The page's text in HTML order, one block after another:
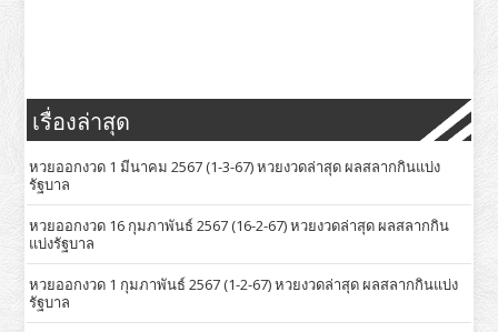
เรื่องล่าสุด
หวยออกงวด 1 มีนาคม 2567 (1-3-67) หวยงวดล่าสุด ผลสลากกินแบ่ง
รัฐบาล
หวยออกงวด 16 กุมภาพันธ์ 2567 (16-2-67) หวยงวดล่าสุด ผลสลากกิน
แบ่งรัฐบาล
หวยออกงวด 1 กุมภาพันธ์ 2567 (1-2-67) หวยงวดล่าสุด ผลสลากกินแบ่ง
รัฐบาล